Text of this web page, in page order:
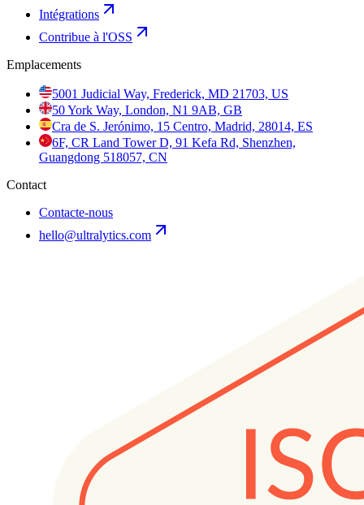
Intégrations
Contribue à l'OSS
Emplacements
5001 Judicial Way, Frederick, MD 21703, US
50 York Way, London, N1 9AB, GB
Cra de S. Jerónimo, 15 Centro, Madrid, 28014, ES
6F, CR Land Tower D, 91 Kefa Rd, Shenzhen,
Guangdong 518057, CN
Contact
Contacte-nous
hello@ultralytics.com